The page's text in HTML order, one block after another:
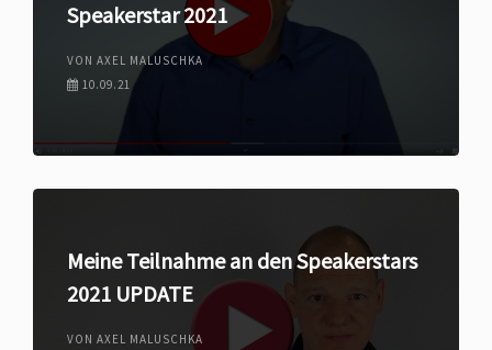
Speakerstar 2021
VON AXEL MALUSCHKA
10.09.21
Meine Teilnahme an den Speakerstars
2021 UPDATE
VON AXEL MALUSCHKA